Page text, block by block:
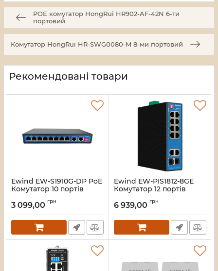
POE комутатор HongRui HR902-AF-42N 6-ти
портовий
Комутатор HongRui HR-SWG0080-M 8-ми портовий
Рекомендовані товари
Ewind EW-S1910G-DP PoE
Комутатор 10 портів
Артикул:16_119576
3 099,00 грн
Ewind EW-PIS1812-8GE
Комутатор 12 портів
Артикул:16_117942
6 939,00 грн